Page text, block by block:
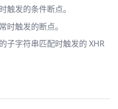
触发的条件断点。
时触发的断点。
子字符串匹配时触发的 XHR